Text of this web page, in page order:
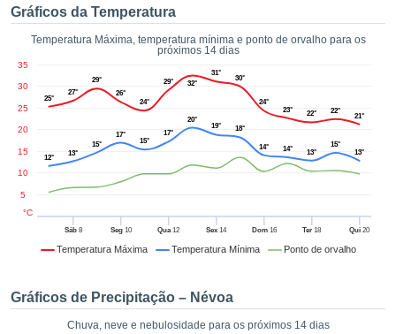
por
para
que as
a este
das
e
forma
digital
Gráficos da Temperatura
Temperatura Máxima, temperatura mínima e ponto de orvalho para os
próximos 14 dias
Temperatura Máxima Temperatura Mínima Ponto de orvalho
Sáb8 Seg10 Qua12 Sex 14 Dom16 Ter 18 Qui 20
5
10
15
20
25
30
35
°C
25°
27°
29°
26°
24°
29° 32°
31°
30°
24°
23°
22° 22°
21°
12°
13°
15°
17°
15°
17°
20°
19° 18°
14° 14° 13°
15°
13°
Gráficos de Precipitação – Névoa
Chuva, neve e nebulosidade para os próximos 14 dias